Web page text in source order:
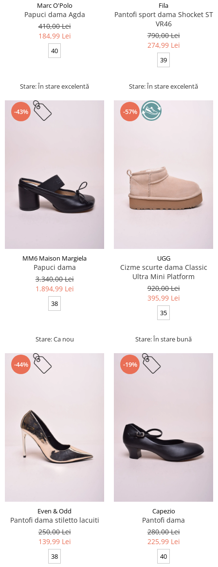
Marc O'Polo
Papuci dama Agda
410,00 Lei
184,99 Lei
40
Stare: În stare excelentă
Fila
Pantofi sport dama Shocket ST
VR46
790,00 Lei
274,99 Lei
39
Stare: În stare excelentă
-43%
MM6 Maison Margiela
Papuci dama
3.340,00 Lei
1.894,99 Lei
38
Stare: Ca nou
-57%
UGG
Cizme scurte dama Classic
Ultra Mini Platform
920,00 Lei
395,99 Lei
35
Stare: În stare bună
-44%
Even & Odd
Pantofi dama stiletto lacuiti
250,00 Lei
139,99 Lei
38
-19%
Capezio
Pantofi dama
280,00 Lei
225,99 Lei
40